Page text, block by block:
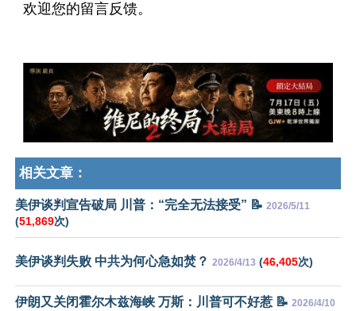
欢迎您的留言反馈。
相关文章：
美伊谈判宣告破局 川普：“完全无法接受” 📝 2026/5/11
(51,869次)
美伊谈判失败 中共为何心急如焚？ 2026/4/13 (46,405次)
伊朗又关闭霍尔木兹海峡 万斯：川普可不好惹 📝 2026/4/10